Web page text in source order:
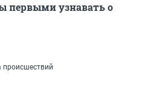
первыми узнавать о
происшествий